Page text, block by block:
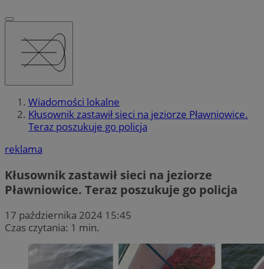
Wiadomości lokalne
Kłusownik zastawił sieci na jeziorze Pławniowice.
Teraz poszukuje go policja
reklama
Kłusownik zastawił sieci na jeziorze
Pławniowice. Teraz poszukuje go policja
17 października 2024 15:45
Czas czytania: 1 min.